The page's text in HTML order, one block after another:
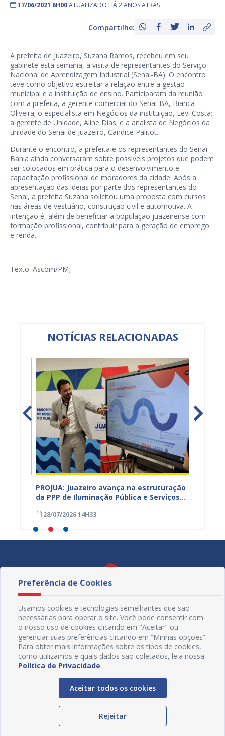
17/06/2021 6H00ATUALIZADO HÁ 2 ANOS ATRÁS
Compartilhe:
A prefeita de Juazeiro, Suzana Ramos, recebeu em seu
gabinete esta semana, a visita de representantes do Serviço
Nacional de Aprendizagem Industrial (Senai-BA). O encontro
teve como objetivo estreitar a relação entre a gestão
municipal e a instituição de ensino. Participaram da reunião
com a prefeita, a gerente comercial do Senai-BA, Bianca
Oliveira; o especialista em Negócios da instituição, Levi Costa;
a gerente de Unidade, Aline Dias; e a analista de Negócios da
unidade do Senai de Juazeiro, Candice Palitot.
Durante o encontro, a prefeita e os representantes do Senai
Bahia ainda conversaram sobre possíveis projetos que podem
ser colocados em prática para o desenvolvimento e
capacitação profissional de moradores da cidade. Após a
apresentação das ideias por parte dos representantes do
Senai, a prefeita Suzana solicitou uma proposta com cursos
nas áreas de vestuário, construção civil e automotiva. A
intenção é, além de beneficiar a população juazeirense com
formação profissional, contribuir para a geração de emprego
e renda.
—
Texto: Ascom/PMJ
NOTÍCIAS RELACIONADAS
PROJUA: Juazeiro avança na estruturação
da PPP de Iluminação Pública e Serviços
28/07/2026 14H33
Redes Sociais
Preferência de Cookies
Usamos cookies e tecnologias semelhantes que são
necessárias para operar o site. Você pode consentir com
o nosso uso de cookies clicando em "Aceitar" ou
gerenciar suas preferências clicando em “Minhas opções”.
Para obter mais informações sobre os tipos de cookies,
como utilizamos e quais dados são coletados, leia nossa
Política de Privacidade.
Aceitar todos os cookies
Rejeitar